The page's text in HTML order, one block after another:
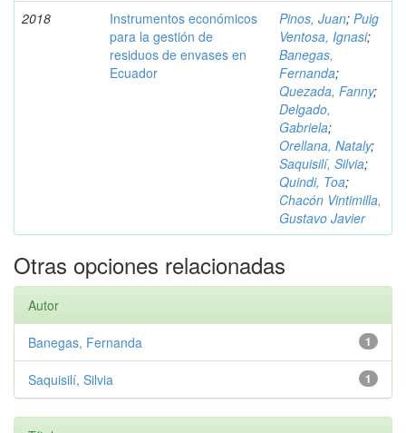
2018
Instrumentos económicos
para la gestión de
residuos de envases en
Ecuador
Pinos, Juan; Puig
Ventosa, Ignasi;
Banegas,
Fernanda;
Quezada, Fanny;
Delgado,
Gabriela;
Orellana, Nataly;
Saquisilí, Silvia;
Quindi, Toa;
Chacón Vintimilla,
Gustavo Javier
Otras opciones relacionadas
Autor
1
Banegas, Fernanda
1
Saquisilí, Silvia